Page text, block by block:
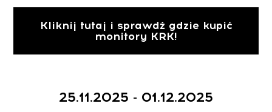
Kliknij tutaj i sprawdź gdzie kupić
monitory KRK!
25.11.2025 - 01.12.2025